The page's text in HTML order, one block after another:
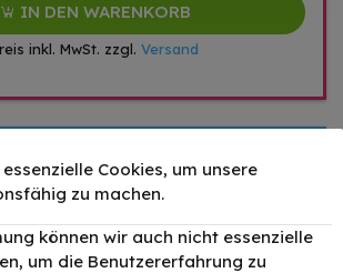
IN DEN WARENKORB
inkl. MwSt. zzgl. Versand
zu
100,10 € – +
Cookies, um unsere
zu machen.
können wir auch nicht essenzielle
um die Benutzererfahrung zu